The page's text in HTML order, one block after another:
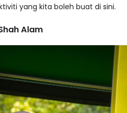
yang kita boleh buat di sini.
Alam